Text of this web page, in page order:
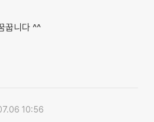
꿉니다 ^^
10:56